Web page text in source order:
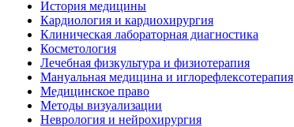
История медицины
Кардиология и кардиохирургия
Клиническая лабораторная диагностика
Косметология
Лечебная физкультура и физиотерапия
Мануальная медицина и иглорефлексотерапия
Медицинское право
Методы визуализации
Неврология и нейрохирургия